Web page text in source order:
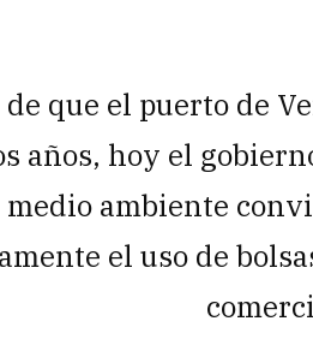
de que el puerto de
años, hoy el
ambiente
el uso de